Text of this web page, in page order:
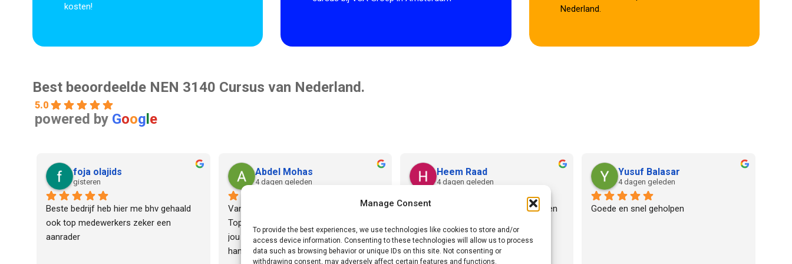
Manage Consent
To provide the best experiences, we use technologies like cookies to store and/or
access device information. Consenting to these technologies will allow us to process
data such as browsing behavior or unique IDs on this site. Not consenting or
withdrawing consent, may adversely affect certain features and functions.
kosten!
Nederland.
Best beoordeelde NEN 3140 Cursus van Nederland.
5.0
powered by Goog e
foja olajids
gisteren
Beste bedrijf heb hier me bhv gehaald
ook top medewerkers zeker een
aanrader
Abdel Mohas
4 dagen geleden
Vandaag cursus  heftruck gedaan
Top!Salih is een bekwaam docent die
jou geleidelijk, en stap voor stap de
handelingen,  veiligheid, en
Heem Raad
4 dagen geleden
Het was erg goed, ik raad het iedereen
Yusuf Balasar
4 dagen geleden
Goede en snel geholpen